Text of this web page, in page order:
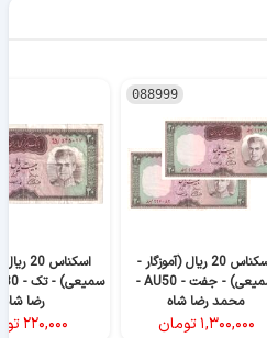
088999
اسکناس 20 ریال (آموزگار -
سمیعی) - جفت - AU50 -
محمد رضا شاه
۱,۳۰۰,۰۰۰تومان
اسکناس
رضا شاه
۲۲۰,۰۰۰